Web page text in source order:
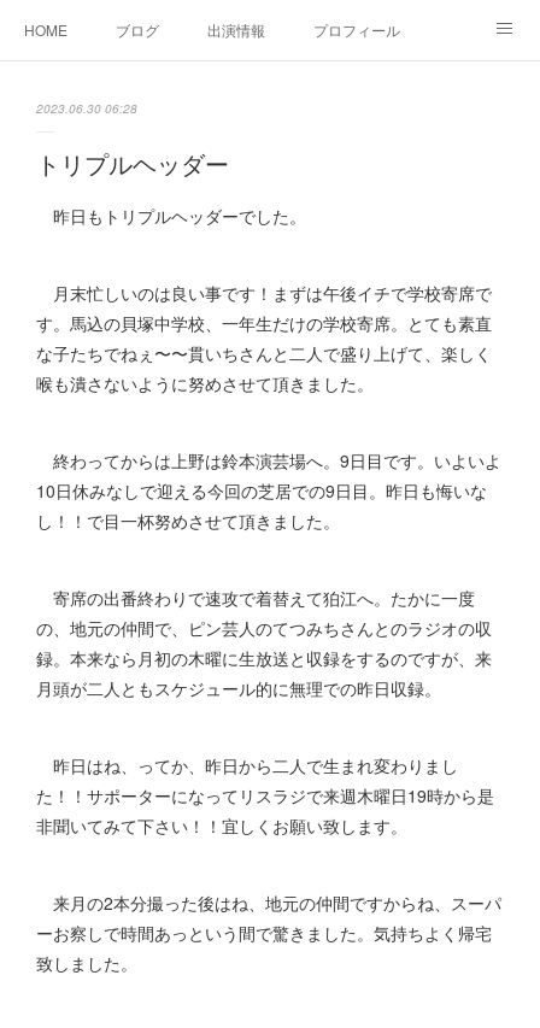
HOME ブログ 出演情報 プロフィール
2023.06.30 06:28
トリプルヘッダー
昨日もトリプルヘッダーでした。
月末忙しいのは良い事です！まずは午後イチで学校寄席で
す。馬込の貝塚中学校、一年生だけの学校寄席。とても素直
な子たちでねぇ〜〜貫いちさんと二人で盛り上げて、楽しく
喉も潰さないように努めさせて頂きました。
終わってからは上野は鈴本演芸場へ。9日目です。いよいよ
10日休みなしで迎える今回の芝居での9日目。昨日も悔いな
し！！で目一杯努めさせて頂きました。
寄席の出番終わりで速攻で着替えて狛江へ。たかに一度
の、地元の仲間で、ピン芸人のてつみちさんとのラジオの収
録。本来なら月初の木曜に生放送と収録をするのですが、来
月頭が二人ともスケジュール的に無理での昨日収録。
昨日はね、ってか、昨日から二人で生まれ変わりまし
た！！サポーターになってリスラジで来週木曜日19時から是
非聞いてみて下さい！！宜しくお願い致します。
来月の2本分撮った後はね、地元の仲間ですからね、スーパ
ーお察しで時間あっという間で驚きました。気持ちよく帰宅
致しました。